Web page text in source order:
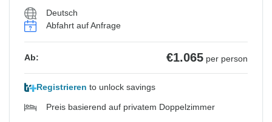
Deutsch
Abfahrt auf Anfrage
Ab: €1.065 per person
Registrieren to unlock savings
Preis basierend auf privatem Doppelzimmer